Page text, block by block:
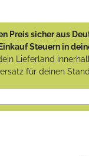
Preis sicher aus
Steuern in
Lieferland
für deinen